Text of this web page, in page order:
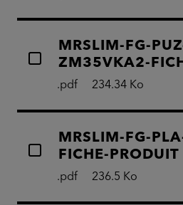
MRSLIM-FG-
ZM35VKA2-
.pdf 234.34 Ko
MRSLIM-FG-
FICHE-PRODUIT
.pdf 236.5 Ko